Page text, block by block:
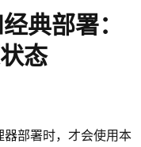
典部署：
态
部署时，才会使用本